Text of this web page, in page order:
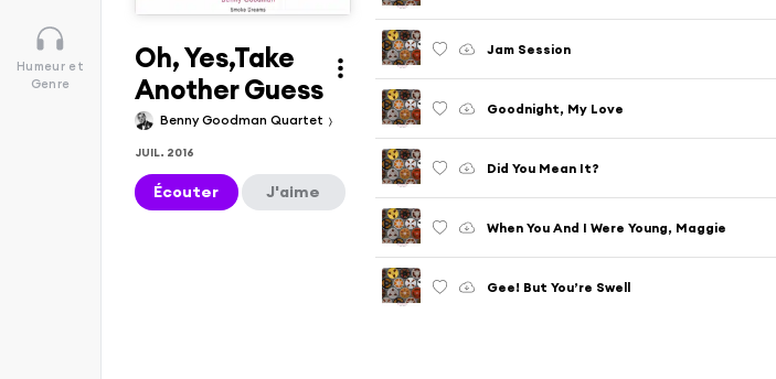
Humeur et
Genre
Oh, Yes,Take
Another Guess
Benny Goodman Quartet
JUIL. 2016
Écouter J'aime
Jam Session
Goodnight, My Love
Did You Mean It?
When You And I Were Young, Maggie
Gee! But You’re Swell